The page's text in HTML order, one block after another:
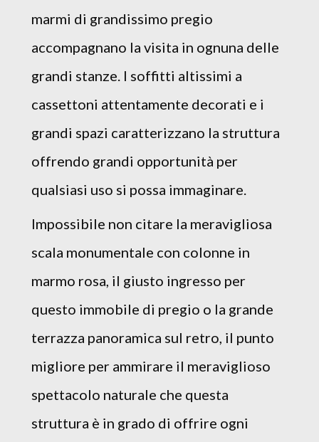
marmi di grandissimo pregio
accompagnano la visita in ognuna delle
grandi stanze. I soffitti altissimi a
cassettoni attentamente decorati e i
grandi spazi caratterizzano la struttura
offrendo grandi opportunità per
qualsiasi uso si possa immaginare.
Impossibile non citare la meravigliosa
scala monumentale con colonne in
marmo rosa, il giusto ingresso per
questo immobile di pregio o la grande
terrazza panoramica sul retro, il punto
migliore per ammirare il meraviglioso
spettacolo naturale che questa
struttura è in grado di offrire ogni